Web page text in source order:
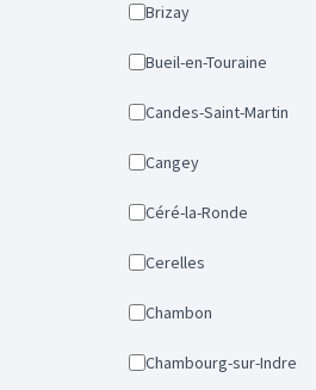
Brizay
Bueil-en-Touraine
Candes-Saint-Martin
Cangey
Céré-la-Ronde
Cerelles
Chambon
Chambourg-sur-Indre